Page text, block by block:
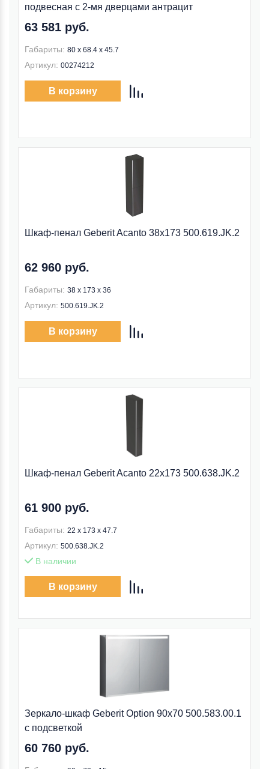
подвесная с 2-мя дверцами антрацит
63 581 руб.
Габариты: 80 х 68.4 х 45.7
Артикул: 00274212
В корзину
Шкаф-пенал Geberit Acanto 38x173 500.619.JK.2
62 960 руб.
Габариты: 38 x 173 x 36
Артикул: 500.619.JK.2
В корзину
Шкаф-пенал Geberit Acanto 22x173 500.638.JK.2
61 900 руб.
Габариты: 22 x 173 x 47.7
Артикул: 500.638.JK.2
В наличии
В корзину
Зеркало-шкаф Geberit Option 90x70 500.583.00.1
с подсветкой
60 760 руб.